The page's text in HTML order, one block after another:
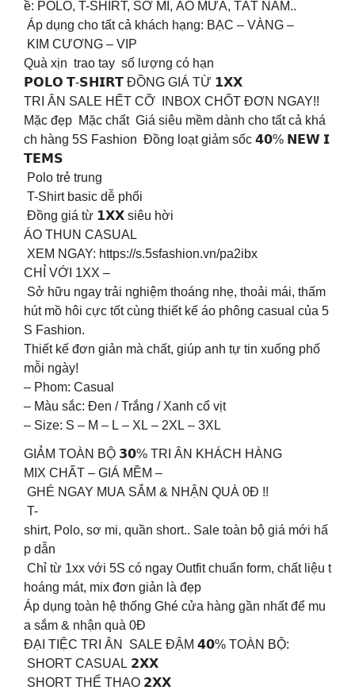
ề: POLO, T-SHIRT, SƠ MI, ÁO MƯA, TẤT NAM..
Áp dụng cho tất cả khách hạng: BẠC – VÀNG –
KIM CƯƠNG – VIP
Quà xịn trao tay số lượng có hạn
𝗣𝗢𝗟𝗢 𝗧-𝗦𝗛𝗜𝗥𝗧 ĐỒNG GIÁ TỪ 𝟭𝗫𝗫
TRI ÂN SALE HẾT CỠ INBOX CHỐT ĐƠN NGAY!!
Mặc đẹp Mặc chất Giá siêu mềm dành cho tất cả khá
ch hàng 5S Fashion Đồng loạt giảm sốc 𝟰𝟬% 𝗡𝗘𝗪 𝗜
𝗧𝗘𝗠𝗦
Polo trẻ trung
T-Shirt basic dễ phối
Đồng giá từ 𝟭𝗫𝗫 siêu hời
ÁO THUN CASUAL
XEM NGAY: https://s.5sfashion.vn/pa2ibx
CHỈ VỚI 1XX –
Sở hữu ngay trải nghiệm thoáng nhẹ, thoải mái, thấm
hút mồ hôi cực tốt cùng thiết kế áo phông casual của 5
S Fashion.
️Thiết kế đơn giản mà chất, giúp anh tự tin xuống phố
mỗi ngày!
– Phom: Casual
– Màu sắc: Đen / Trắng / Xanh cổ vịt
– Size: S – M – L – XL – 2XL – 3XL
GIẢM TOÀN BỘ 𝟯𝟬% TRI ÂN KHÁCH HÀNG
MIX CHẤT – GIÁ MỀM –
GHÉ NGAY MUA SẮM & NHẬN QUÀ 0Đ !!
T-
shirt, Polo, sơ mi, quần short.. Sale toàn bộ giá mới hấ
p dẫn
Chỉ từ 1xx với 5S có ngay Outfit chuẩn form, chất liệu t
hoáng mát, mix đơn giản là đẹp
Áp dụng toàn hệ thống Ghé cửa hàng gần nhất để mu
a sắm & nhận quà 0Đ
ĐẠI TIỆC TRI ÂN SALE ĐẬM 𝟰𝟬% TOÀN BỘ:
SHORT CASUAL 𝟮𝗫𝗫
SHORT THỂ THAO 𝟮𝗫𝗫